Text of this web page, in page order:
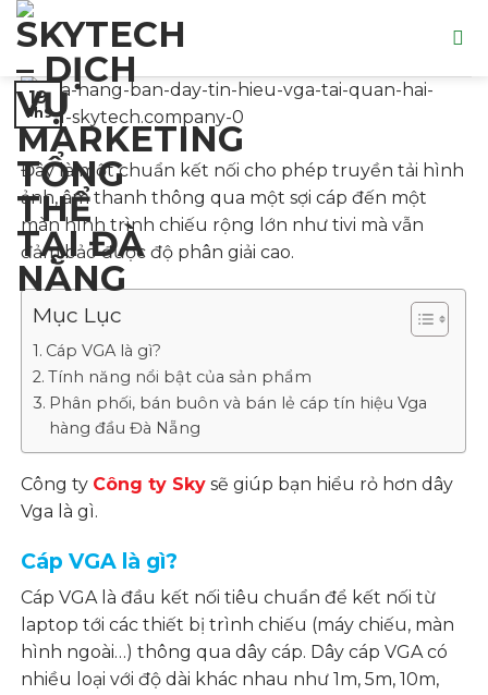
Skip
to
content
19
Th9
Đây là một chuẩn kết nối cho phép truyền tải hình
ảnh, âm thanh thông qua một sợi cáp đến một
màn hình trình chiếu rộng lớn như tivi mà vẫn
đảm bảo được độ phân giải cao.
Mục Lục
Cáp VGA là gì?
Tính năng nổi bật của sản phẩm
Phân phối, bán buôn và bán lẻ cáp tín hiệu Vga
hàng đầu Đà Nẵng
Công ty Công ty Sky sẽ giúp bạn hiểu rỏ hơn dây
Vga là gì.
Cáp VGA là gì?
Cáp VGA là đầu kết nối tiêu chuẩn để kết nối từ
laptop tới các thiết bị trình chiếu (máy chiếu, màn
hình ngoài…) thông qua dây cáp. Dây cáp VGA có
nhiều loại với độ dài khác nhau như 1m, 5m, 10m,